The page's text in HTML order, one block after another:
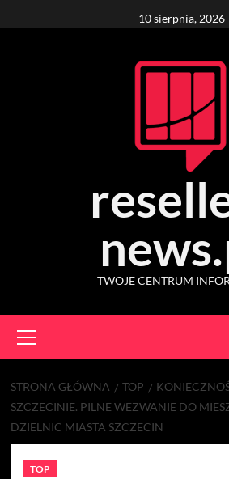
to
10 sierpnia, 2026
TWOJE CENTRUM
Menu
STRONA GŁÓWNA TOP
SZCZECINIE. PILNE WEZWANIE DO
DZIELNIC MIASTA SZCZECIN
TOP